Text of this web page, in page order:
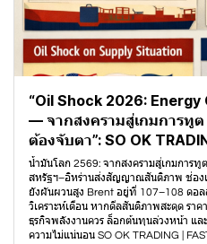
“Oil Shock 2026:
— จากสงครามสู่เกมการทู
ต้องจับตา”: SO OK
น้ำมันโลก 2569: จากสงครามสู่เกมการทู
สหรัฐฯ–อิหร่านส่งสัญญาณสันติภาพ ช่อง
ยังผันผวนสูง Brent อยู่ที่ 107–108 ดอ
วิเคราะห์เตือน หากดีลสันติภาพสะดุด รา
ธุรกิจพลังงานควร ล็อกต้นทุนล่วงหน้า แ
ความไม่แน่นอน SO OK TRADING |